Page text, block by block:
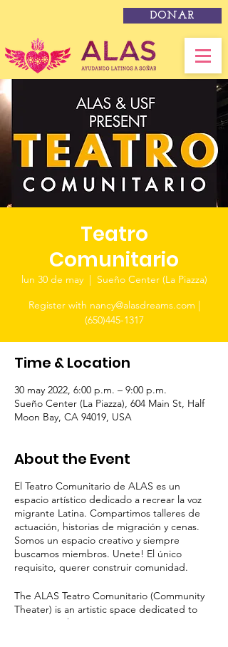
DONAR
Teatro
Comunitario
lun 30 de may
  |
Sueño Center (La Piazza)
Register with nancy@alasdreams.com |
(650)445-1317
Time & Location
30 may 2022, 6:00 p.m. – 9:00 p.m.
Sueño Center (La Piazza), 604 Main St, Half
Moon Bay, CA 94019, USA
About the Event
El Teatro Comunitario de ALAS es un
espacio artístico dedicado a recrear la voz
migrante Latina. Compartimos talleres de
actuación, historias de migración y cenas.
Somos un espacio creativo y siempre
buscamos miembros. Unete! El único
requisito, querer construir comunidad.
The ALAS Teatro Comunitario (Community
Theater) is an artistic space dedicated to
recreating the Latino migrant voice. We